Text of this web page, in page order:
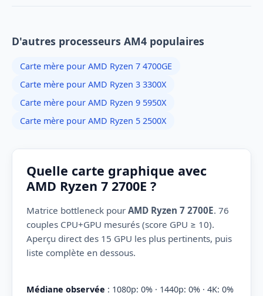
D'autres processeurs AM4 populaires
Carte mère pour AMD Ryzen 7 4700GE
Carte mère pour AMD Ryzen 3 3300X
Carte mère pour AMD Ryzen 9 5950X
Carte mère pour AMD Ryzen 5 2500X
Quelle carte graphique avec
AMD Ryzen 7 2700E ?
Matrice bottleneck pour AMD Ryzen 7 2700E. 76
couples CPU+GPU mesurés (score GPU ≥ 10).
Aperçu direct des 15 GPU les plus pertinents, puis
liste complète en dessous.
Médiane observée : 1080p: 0% · 1440p: 0% · 4K: 0%